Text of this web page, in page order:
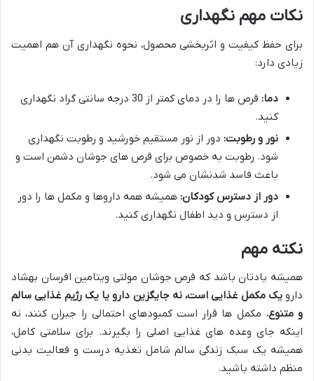
نکات مهم نگهداری
برای حفظ کیفیت و اثربخشی محصول، نحوه نگهداری آن هم اهمیت
زیادی دارد:
دما:
قرص ها را در دمای کمتر از 30 درجه سانتی گراد نگهداری
کنید.
نور و رطوبت: دور از نور مستقیم خورشید و رطوبت نگهداری
شود. رطوبت به خصوص برای قرص های جوشان دشمن است و
باعث فاسد شدنشان می شود.
دور از دسترس کودکان: همیشه همه داروها و مکمل ها را دور
از دسترس و دید اطفال نگهداری کنید.
نکته مهم
همیشه یادتان باشد که قرص جوشان مولتی ویتامین افرسان بهشاد
دارویک مکمل غذایی است، نه جایگزین دارو یا یک رژیم غذایی سالم
و متنوع. مکمل ها قرار است کمبودهای احتمالی را جبران کنند، نه
اینکه جای وعده های غذایی اصلی را بگیرند. برای سلامتی کامل،
همیشه یک سبک زندگی سالم شامل تغذیه درست و فعالیت بدنی
منظم داشته باشید.